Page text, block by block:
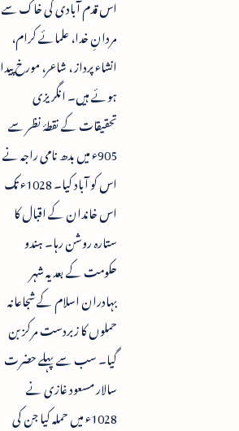
مردانِ خدا، علمائے کرام،
انشاء پرداز ، شاعر، مورخ پیدا
ہوئے ہیں۔ انگریزی
تحقیقات کے نقطۂ نظر سے
905ء میں بدھ نامی راجہ نے
اس کو آباد کیا۔ 1028ء تک
اس خاندان کے اقبال کا
ستارہ روشن رہا۔ ہندو
حکومت کے بعد یہ شہر
بہادران اسلام کے شجاعانہ
حملوں کا زبردست مرکز بن
گیا۔ سب سے پہلے حضرت
سالار مسعود غازی نے
1028ء میں حملہ کیا جن کی